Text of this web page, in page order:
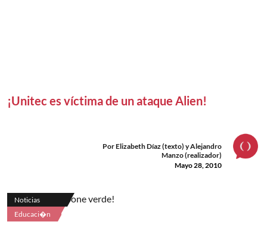
¡Unitec es víctima de un ataque Alien!
Por Elizabeth Díaz (texto) y Alejandro
Manzo (realizador)
Mayo 28, 2010
Noticias
Educaci�n